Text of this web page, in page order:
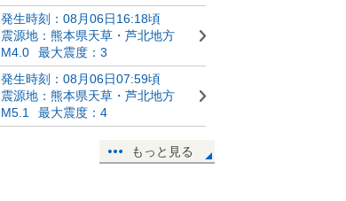
発生時刻：08月06日16:18頃
震源地：熊本県天草・芦北地方
M4.0
最大震度：3
発生時刻：08月06日07:59頃
震源地：熊本県天草・芦北地方
M5.1
最大震度：4
もっと見る